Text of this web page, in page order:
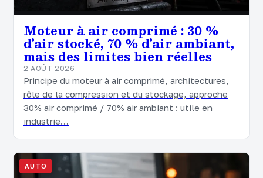
Moteur à air comprimé : 30 %
d’air stocké, 70 % d’air ambiant,
mais des limites bien réelles
2 AOÛT 2026
Principe du moteur à air comprimé, architectures,
rôle de la compression et du stockage, approche
30% air comprimé / 70% air ambiant : utile en
industrie…
AUTO